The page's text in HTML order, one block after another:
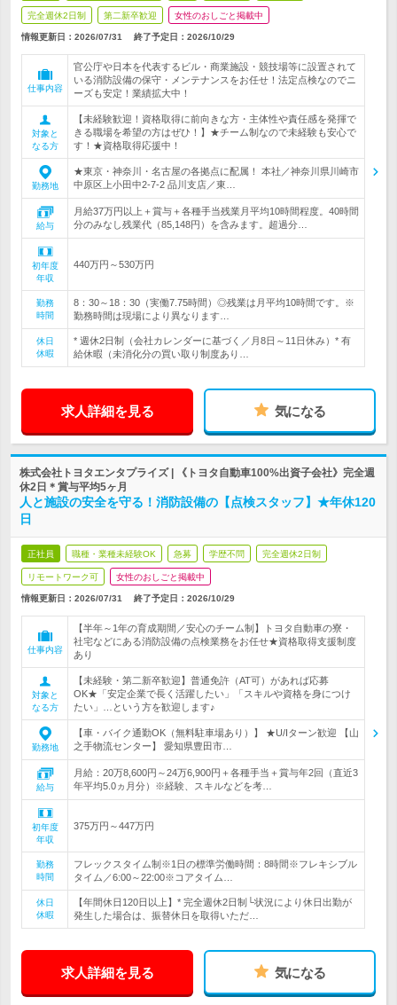
完全週休2日制 第二新卒歓迎 女性のおしごと掲載中
情報更新日：2026/07/31 終了予定日： 2026/10/29
仕事内容
官公庁や日本を代表するビル・商業施設・競技場等に設置されて
いる消防設備の保守・メンテナンスをお任せ！法定点検なのでニ
ーズも安定！業績拡大中！
対象と
なる方
【未経験歓迎！資格取得に前向きな方・主体性や責任感を発揮で
きる職場を希望の方はぜひ！】★チーム制なので未経験も安心で
す！★資格取得応援中！
勤務地
★東京・神奈川・名古屋の各拠点に配属！ 本社／神奈川県川崎市
中原区上小田中2-7-2 品川支店／東…
給与
月給37万円以上＋賞与＋各種手当残業月平均10時間程度。40時間
分のみなし残業代（85,148円）を含みます。超過分…
初年度
年収
440万円～530万円
勤務
時間
8：30～18：30（実働7.75時間）◎残業は月平均10時間です。※
勤務時間は現場により異なります…
休日
休暇
* 週休2日制（会社カレンダーに基づく／月8日～11日休み）* 有
給休暇（未消化分の買い取り制度あり…
求人詳細を見る 気になる
株式会社トヨタエンタプライズ | 《トヨタ自動車100%出資子会社》完全週
休2日＊賞与平均5ヶ月
人と施設の安全を守る！消防設備の【点検スタッフ】★年休120
日
正社員 職種・業種未経験OK 急募 学歴不問 完全週休2日制
リモートワーク可 女性のおしごと掲載中
情報更新日：2026/07/31 終了予定日： 2026/10/29
仕事内容
【半年～1年の育成期間／安心のチーム制】トヨタ自動車の寮・
社宅などにある消防設備の点検業務をお任せ★資格取得支援制度
あり
対象と
なる方
【未経験・第二新卒歓迎】普通免許（AT可）があれば応募
OK★「安定企業で長く活躍したい」「スキルや資格を身につけ
たい」…という方を歓迎します♪
勤務地
【車・バイク通勤OK（無料駐車場あり）】 ★U/Iターン歓迎 【山
之手物流センター】 愛知県豊田市…
給与
月給：20万8,600円～24万6,900円＋各種手当＋賞与年2回（直近3
年平均5.0ヵ月分）※経験、スキルなどを考…
初年度
年収
375万円～447万円
勤務
時間
フレックスタイム制※1日の標準労働時間：8時間※フレキシブル
タイム／6:00～22:00※コアタイム…
休日
休暇
【年間休日120日以上】* 完全週休2日制└状況により休日出勤が
発生した場合は、振替休日を取得いただ…
求人詳細を見る 気になる